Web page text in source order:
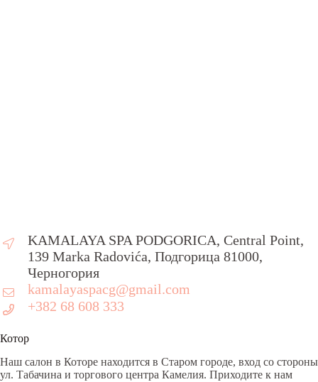
KAMALAYA SPA PODGORICA, Central Point,
139 Marka Radovića, Подгорица 81000,
Черногория
kamalayaspacg@gmail.com
+382 68 608 333
Котор
Наш салон в Которе находится в Старом городе, вход со стороны
ул. Табачина и торгового центра Камелия. Приходите к нам